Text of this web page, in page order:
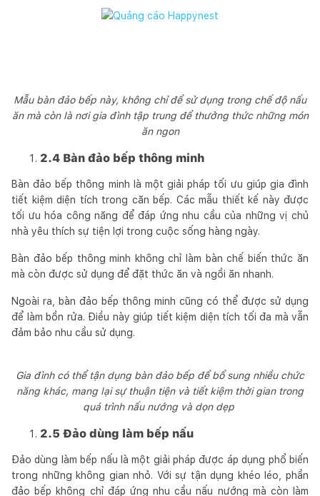
Mẫu bàn đảo bếp này, không chỉ để sử dụng trong chế độ nấu
ăn mà còn là nơi gia đình tập trung để thưởng thức những món
ăn ngon
2.4 Bàn đảo bếp thông minh
Bàn đảo bếp thông minh là một giải pháp tối ưu giúp gia đình
tiết kiệm diện tích trong căn bếp. Các mẫu thiết kế này được
tối ưu hóa công năng để đáp ứng nhu cầu của những vị chủ
nhà yêu thích sự tiện lợi trong cuộc sống hàng ngày.
Bàn đảo bếp thông minh không chỉ làm bàn chế biến thức ăn
mà còn được sử dụng để đặt thức ăn và ngồi ăn nhanh.
Ngoài ra, bàn đảo bếp thông minh cũng có thể được sử dụng
để làm bồn rửa. Điều này giúp tiết kiệm diện tích tối đa mà vẫn
đảm bảo nhu cầu sử dụng.
Gia đình có thể tận dụng bàn đảo bếp để bổ sung nhiều chức
năng khác, mang lại sự thuận tiện và tiết kiệm thời gian trong
quá trình nấu nướng và dọn dẹp
2.5 Đảo dùng làm bếp nấu
Đảo dùng làm bếp nấu là một giải pháp được áp dụng phổ biến
trong những không gian nhỏ. Với sự tận dụng khéo léo, phần
đảo bếp không chỉ đáp ứng nhu cầu nấu nướng mà còn làm